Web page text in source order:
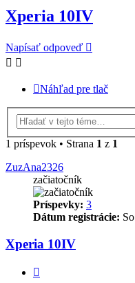
Xperia 10IV
Napísať odpoveď
Náhľad pre tlač
1 príspevok • Strana 1 z 1
ZuzAna2326
začiatočník
Príspevky: 3
Dátum registrácie:
Xperia 10IV